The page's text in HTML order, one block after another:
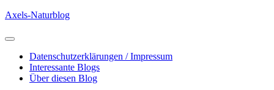
Skip
content
Axels-Naturblog
Expand
Datenschutzerklärungen / Impressum
Interessante Blogs
Über diesen Blog